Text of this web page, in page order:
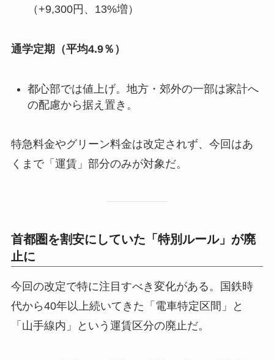
（+9,300円、13%増）
通学定期（平均4.9％）
都心部では値上げ。地方・郊外の一部は家計へ
の配慮から据え置き。
特急料金やグリーン料金は改定されず、今回はあ
くまで「運賃」部分のみが対象だ。
首都圏を割安にしていた「特別ルール」が廃
止に
今回の改定で特に注目すべき変化がある。国鉄時
代から40年以上続いてきた「電車特定区間」と
「山手線内」という運賃区分の廃止だ。